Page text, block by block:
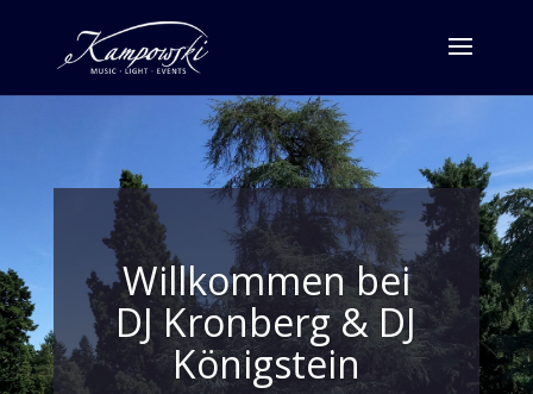
Willkommen bei
DJ Kronberg & DJ
Königstein